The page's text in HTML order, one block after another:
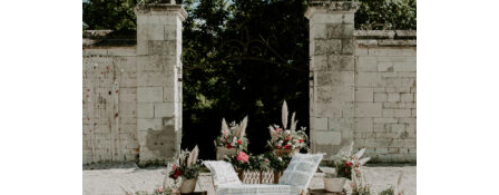
Lot 2 tapis « Alya »
35,00 €